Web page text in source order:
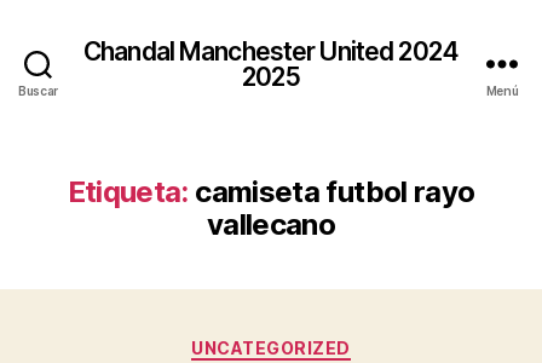
Buscar
Chandal Manchester United 2024
2025
Menú
Etiqueta: camiseta futbol rayo
vallecano
Categorías
UNCATEGORIZED